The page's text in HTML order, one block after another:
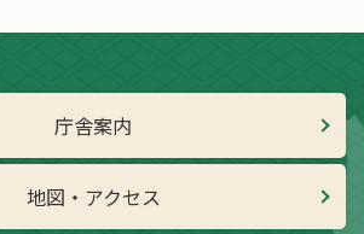
庁舎案内
地図・アクセス